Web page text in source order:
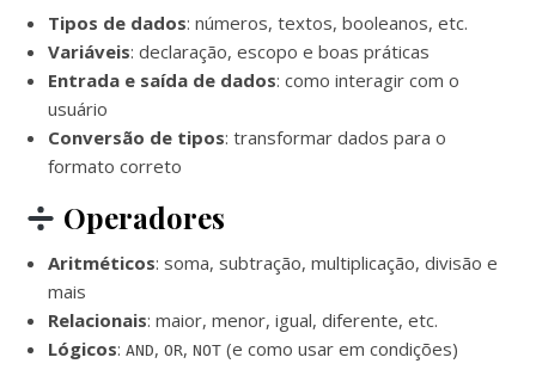
Tipos de dados: números, textos, booleanos, etc.
Variáveis: declaração, escopo e boas práticas
Entrada e saída de dados: como interagir com o
usuário
Conversão de tipos: transformar dados para o
formato correto
Operadores
Aritméticos: soma, subtração, multiplicação, divisão e
mais
Relacionais: maior, menor, igual, diferente, etc.
Lógicos: AND, OR, NOT (e como usar em condições)